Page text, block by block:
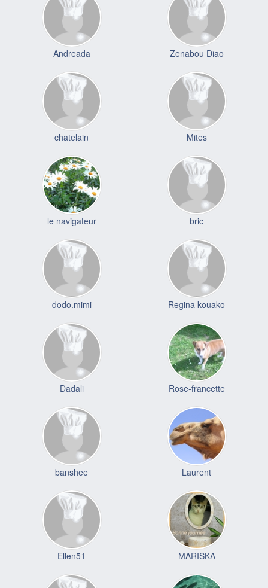
Andreada Zenabou Diao
chatelain Mites
le navigateur bric
dodo.mimi Regina kouako
Dadali Rose-francette
banshee Laurent
Ellen51 MARISKA